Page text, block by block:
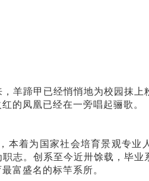
羊蹄甲已经悄悄地为校园抹上
的凤凰已经在一旁唱起骊歌。
着为国家社会培育景观专业
志。创系至今近卅馀载，毕业
富盛名的标竿系所。